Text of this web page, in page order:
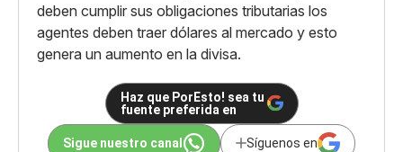
deben cumplir sus obligaciones tributarias los
agentes deben traer dólares al mercado y esto
genera un aumento en la divisa.
Haz que PorEsto! sea tu
fuente preferida en
Sigue nuestro canal Síguenos en